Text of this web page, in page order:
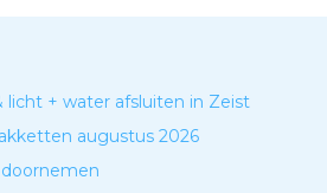
licht + water afsluiten in Zeist
augustus 2026